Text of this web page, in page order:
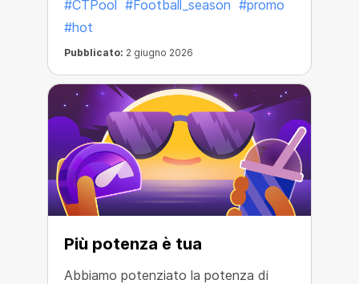
#CTPool #Football_season #promo
#hot
Pubblicato: 2 giugno 2026
Più potenza è tua
Abbiamo potenziato la potenza di